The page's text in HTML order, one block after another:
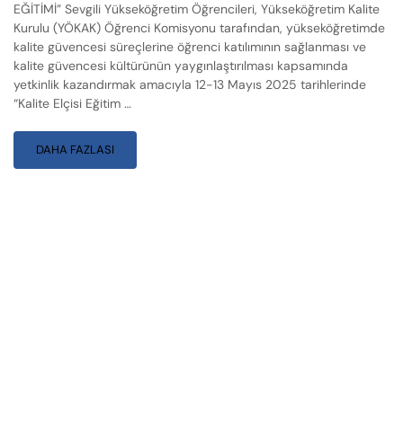
EĞİTİMİ” Sevgili Yükseköğretim Öğrencileri, Yükseköğretim Kalite
Kurulu (YÖKAK) Öğrenci Komisyonu tarafından, yükseköğretimde
kalite güvencesi süreçlerine öğrenci katılımının sağlanması ve
kalite güvencesi kültürünün yaygınlaştırılması kapsamında
yetkinlik kazandırmak amacıyla 12-13 Mayıs 2025 tarihlerinde
“Kalite Elçisi Eğitim …
DAHA FAZLASI